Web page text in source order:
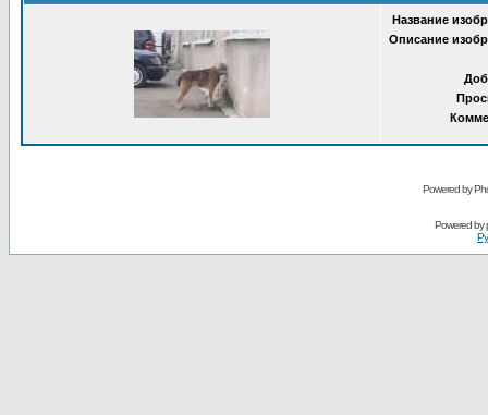
Название
Описание
Powered by
Powered by